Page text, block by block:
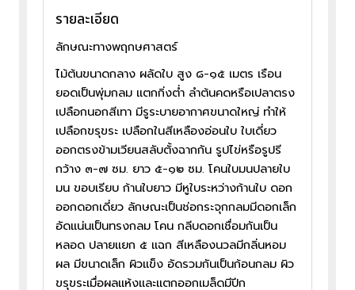
รายละเอียด
ลักษณะทางพฤกษศาสตร์
ไม้ต้นขนาดกลาง ผลัดใบ สูง ๘-๑๕ เมตร เรือน
ยอดเป็นพุ่มกลม แตกกิ่งต่ำ ลำต้นคดหรือเปลาตรง
เปลือกนอกสีเทา มีรูระบายอากาศขนาดใหญ่ ทำให้
เปลือกขรุขระ เปลือกในสีเหลืองอ่อนใบ ใบเดี่ยว
ออกตรงข้ามเวียนสลับตั้งฉากกัน รูปไข่หรือรูปรี
กว้าง ๓-๗ ซม. ยาว ๕-๑๒ ซม. โคนใบมนปลายใบ
มน ขอบเรียบ ก้านใบยาว มีหูใบระหว่างก้านใบ ดอก
ออกดอกเดี่ยว ลักษณะเป็นช่อกระจุกกลมมีดอกเล็ก
อัดแน่นเป็นทรงกลม โคน กลีบดอกเชื่อมกันเป็น
หลอด ปลายแยก ๕ แฉก สีเหลืองนวลมีกลิ่นหอม
ผล มีขนาดเล็ก ผิวแข็ง อัดรวมกันเป็นก้อนกลม ผิว
ขรุขระเมื่อผลแห้งและแตกออกเมล็ดมีปีก